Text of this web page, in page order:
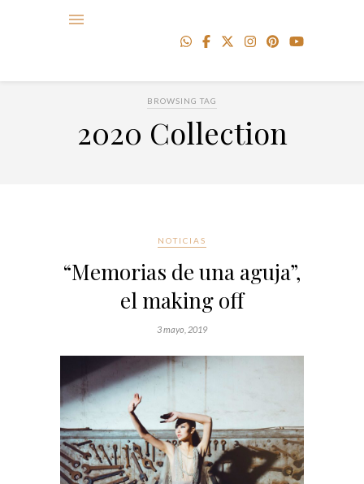
BROWSING TAG
2020 Collection
NOTICIAS
“Memorias de una aguja”,
el making off
3 mayo, 2019